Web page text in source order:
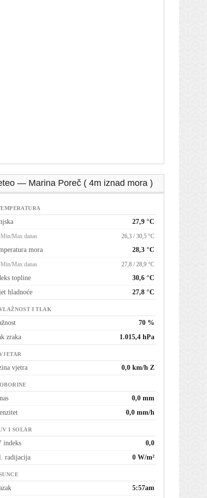
— Marina Poreč ( 4m iznad mora )
27,9 °C
Max danas 26,3 / 30,5 °C
mora 28,3 °C
Max danas 27,8 / 28,9 °C
topline
30,6 °C
hladnoće
27,8 °C
I TLAK
70 %
zraka
1.015,4 hPa
vjetra 0,0 km/h Z
0,0 mm
0,0 mm/h
I SOLAR
indeks
0,0
radijacija
0 W/m²
5:57am